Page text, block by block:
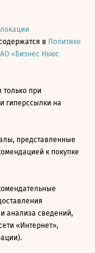
в Политике
«Бизнес Ньюс
при
гиперссылки на
представленные
к покупке
анализа сведений,
«Интернет»,